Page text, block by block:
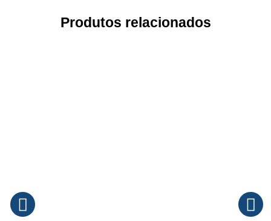
Produtos relacionados